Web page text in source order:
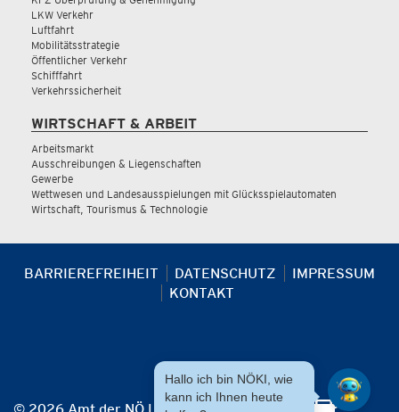
LKW Verkehr
Luftfahrt
Mobilitätsstrategie
Öffentlicher Verkehr
Schifffahrt
Verkehrssicherheit
WIRTSCHAFT & ARBEIT
Arbeitsmarkt
Ausschreibungen & Liegenschaften
Gewerbe
Wettwesen und Landesausspielungen mit Glücksspielautomaten
Wirtschaft, Tourismus & Technologie
BARRIEREFREIHEIT DATENSCHUTZ
IMPRESSUM
KONTAKT
Hallo ich bin NÖKI, wie
kann ich Ihnen heute